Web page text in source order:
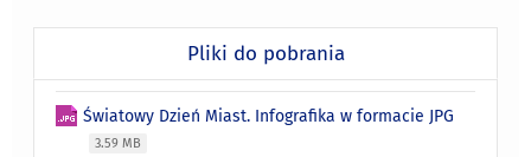
Pliki do pobrania
Światowy Dzień Miast. Infografika w formacie JPG
3.59 MB